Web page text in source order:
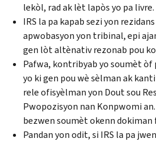
lekòl, rad ak lèt lapòs yo pa livre.
IRS la pa kapab sezi yon
apwobasyon yon tribinal, epi
gen lòt altènativ rezonab pou
Pafwa, kontribyab yo soumèt
yo ki gen pou wè sèlman ak
rele ofisyèlman yon Dout sou
Pwopozisyon nan Konpwomi
bezwen soumèt okenn dokiman
Pandan yon odit, si IRS la pa